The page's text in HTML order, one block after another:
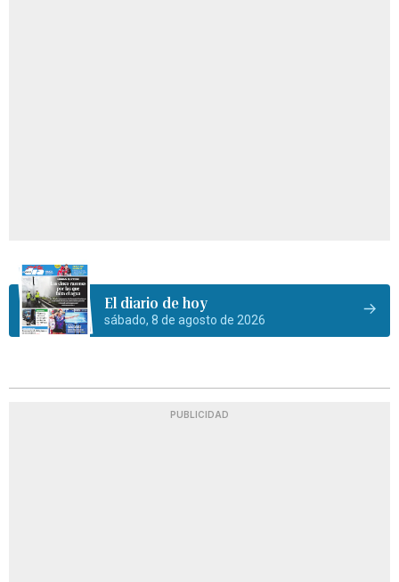
El diario de hoy
sábado, 8 de agosto de 2026
PUBLICIDAD